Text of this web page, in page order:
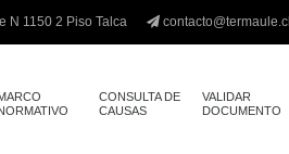
N 1150 2 Piso Talca contacto@termaule.cl
CONSULTA DE
CAUSAS
VALIDAR
DOCUMENTO